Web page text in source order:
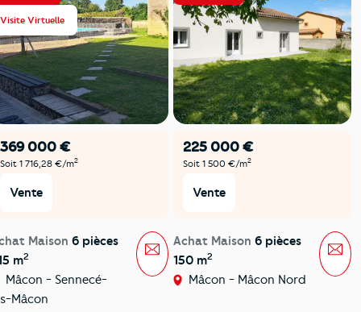
Visite Virtuelle
369 000 €
Soit 1 716,28 €/m2
Vente
Maison 6 pièces
m2
Mâcon - Sennecé-
Mâcon
Message
225 000 €
Soit 1 500 €/m2
Vente
Achat Maison 6 pièces
150 m2
Mâcon - Mâcon Nord